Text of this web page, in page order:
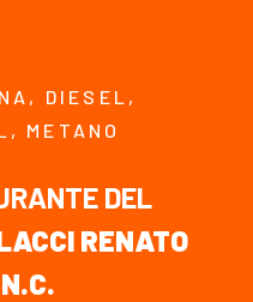
DIESEL,
METANO
DEL
RENATO